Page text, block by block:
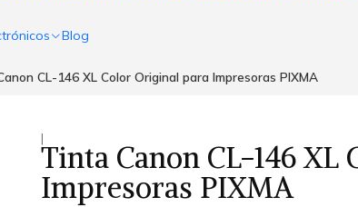
Blog
CL-146 XL Color Original para Impresoras PIXMA
|
Tinta Canon CL-146 XL
Impresoras PIXMA